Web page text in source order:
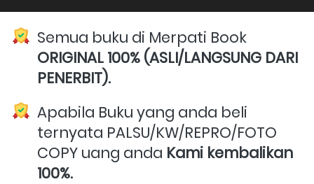
ORIGINAL 100% (ASLI/LANGSUNG DARI
PENERBIT).
Apabila Buku yang anda beli
ternyata PALSU/KW/REPRO/FOTO
COPY uang anda Kami kembalikan
100%.